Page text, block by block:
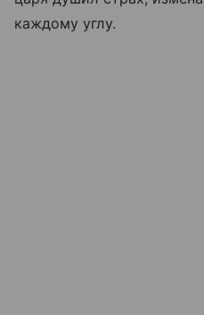
каждому углу.